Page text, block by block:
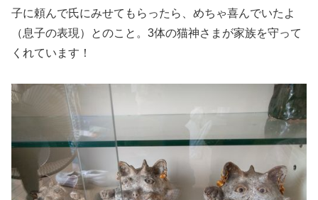
子に頼んで氏にみせてもらったら、めちゃ喜んでいたよ
（息子の表現）とのこと。3体の猫神さまが家族を守って
くれています！